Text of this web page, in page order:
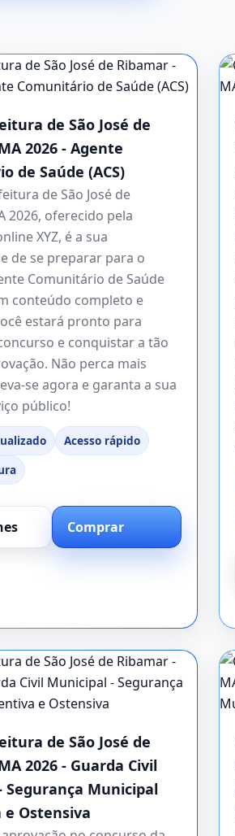
de São José de
2026 - Agente
de Saúde (ACS)
de São José de
2026, oferecido pela
XYZ, é a sua
de se preparar para o
Comunitário de Saúde
conteúdo completo e
estará pronto para
e conquistar a tão
Não perca mais
se agora e garanta a sua
público!
Acesso rápido
Comprar
de São José de
2026 - Guarda Civil
Segurança Municipal
Ostensiva